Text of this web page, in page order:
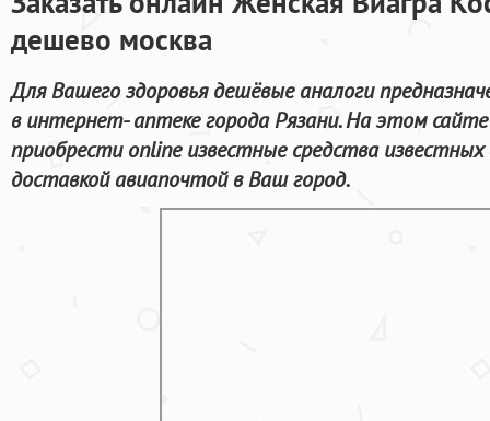
дешево москва
Для Вашего здоровья дешёвые аналоги
в интернет- аптеке города Рязани. На этом
приобрести online известные средства
доставкой авиапочтой в Ваш город.